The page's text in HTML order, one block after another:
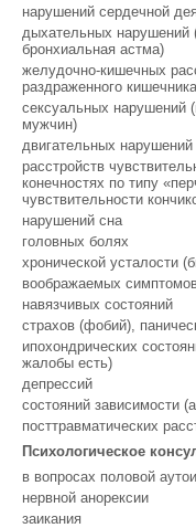
нарушений сердечной
дыхательных нарушений
бронхиальная астма)
желудочно-кишечных
раздраженного
сексуальных нарушений
мужчин)
двигательных нарушений
расстройств
конечностях по типу
чувствительности
нарушений сна
головных болях
хронической усталости
воображаемых
навязчивых состояний
страхов (фобий),
ипохондрических
жалобы есть)
депрессий
состояний зависимости
посттравматических
Психологическое
в вопросах половой
нервной анорексии
заикания